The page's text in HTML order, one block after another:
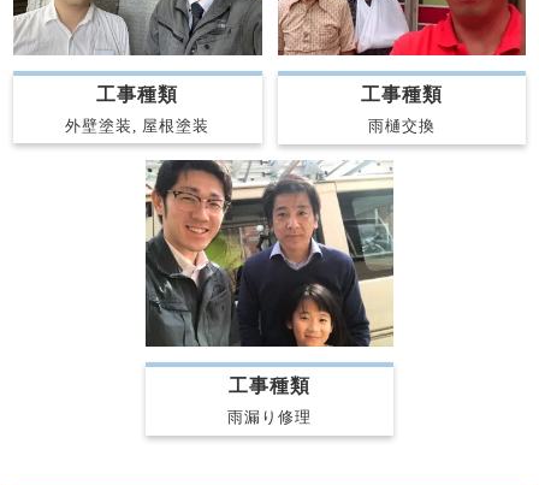
工事種類
外壁塗装, 屋根塗装
工事種類
雨樋交換
工事種類
雨漏り修理